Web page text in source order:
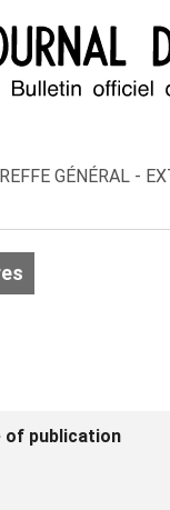
GÉNÉRAL -
of publication